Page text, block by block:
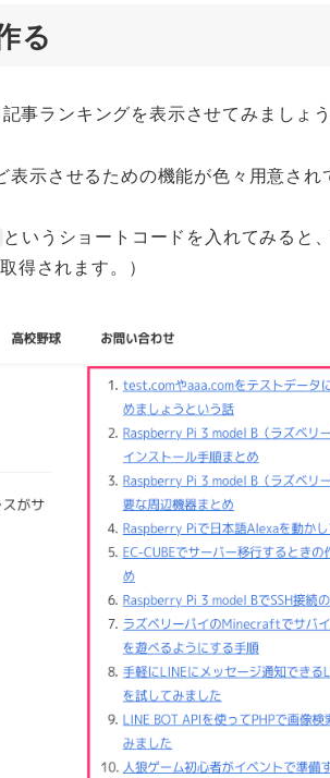
る
ランキングを表示させてみましょう
示させるための機能が色々用意され
というショートコードを入れてみると
得されます。）